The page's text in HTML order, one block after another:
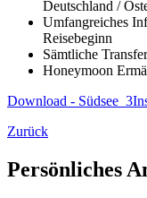
Deutschland /
Umfangreiches
Reisebeginn
Sämtliche
Honeymoon
Download -
Zurück
Persönliches